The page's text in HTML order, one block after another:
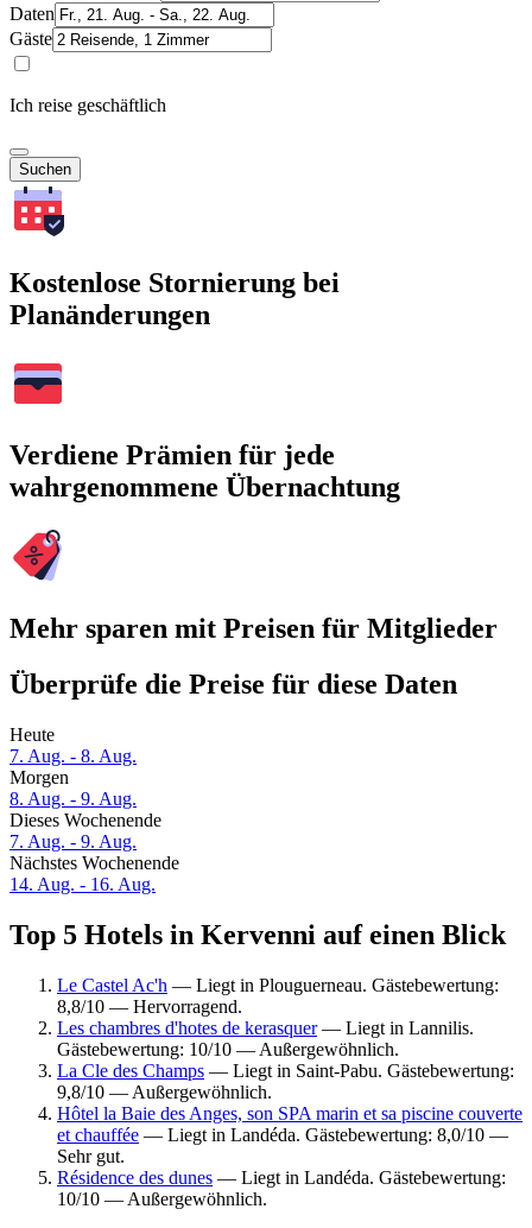
Daten
Gäste
Ich reise geschäftlich
Suchen
Kostenlose Stornierung bei
Planänderungen
Verdiene Prämien für jede
wahrgenommene Übernachtung
Mehr sparen mit Preisen für Mitglieder
Überprüfe die Preise für diese Daten
Heute
7. Aug. - 8. Aug.
Morgen
8. Aug. - 9. Aug.
Dieses Wochenende
7. Aug. - 9. Aug.
Nächstes Wochenende
14. Aug. - 16. Aug.
Top 5 Hotels in Kervenni auf einen Blick
Le Castel Ac'h — Liegt in Plouguerneau. Gästebewertung:
8,8/10 — Hervorragend.
Les chambres d'hotes de kerasquer— Liegt in Lannilis.
Gästebewertung: 10/10 — Außergewöhnlich.
La Cle des Champs — Liegt in Saint-Pabu. Gästebewertung:
9,8/10 — Außergewöhnlich.
Hôtel la Baie des Anges, son SPA marin et sa piscine couverte
et chauffée — Liegt in Landéda. Gästebewertung: 8,0/10 —
Sehr gut.
Résidence des dunes — Liegt in Landéda. Gästebewertung:
10/10 — Außergewöhnlich.